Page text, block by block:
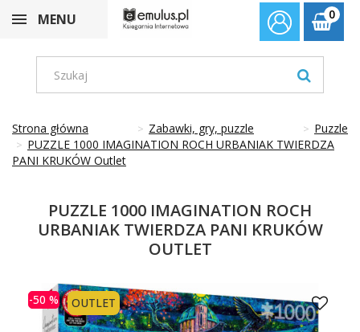
0
MENU
Strona główna Zabawki, gry, puzzle
Puzzle
PUZZLE 1000 IMAGINATION ROCH URBANIAK TWIERDZA
PANI KRUKÓW Outlet
PUZZLE 1000 IMAGINATION ROCH
URBANIAK TWIERDZA PANI KRUKÓW
OUTLET
-50 % OUTLET